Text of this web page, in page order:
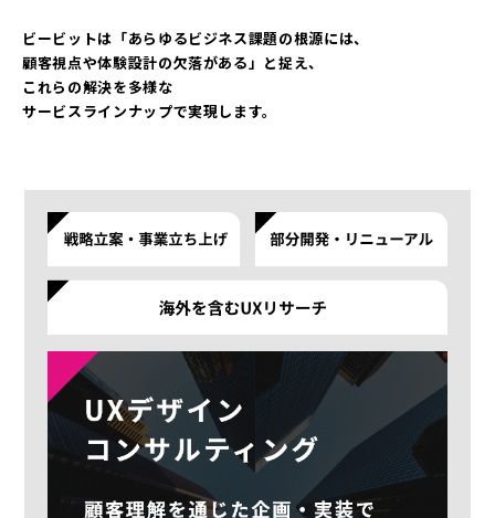
ビービットは「あらゆるビジネス課題の根源には、
顧客視点や体験設計の欠落がある」と捉え、
これらの解決を多様な
サービスラインナップで実現します。